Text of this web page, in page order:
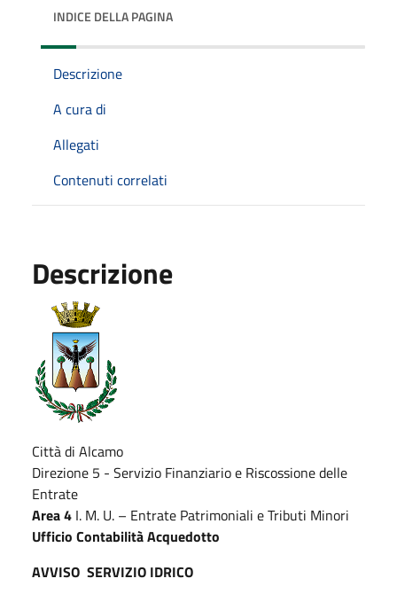
INDICE DELLA PAGINA
Descrizione
A cura di
Allegati
Contenuti correlati
Descrizione
Città di Alcamo
Direzione 5 - Servizio Finanziario e Riscossione delle
Entrate
Area 4 I. M. U. – Entrate Patrimoniali e Tributi Minori
Ufficio Contabilità Acquedotto
AVVISO SERVIZIO IDRICO